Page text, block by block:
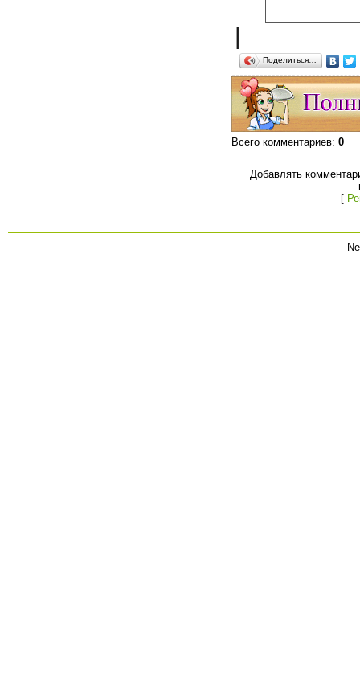
|
Поделиться…
Всего комментариев: 0
Добавлять
[